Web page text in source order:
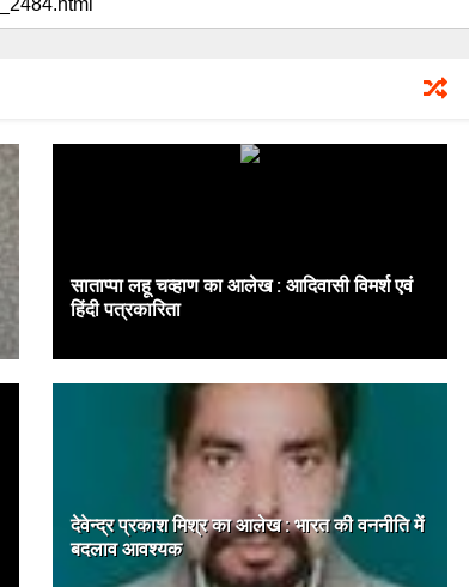
साताप्पा लहू चव्हाण का आलेख : आदिवासी विमर्श एवं
हिंदी पत्रकारिता
देवेन्‍द्र प्रकाश मिश्र का आलेख : भारत की वननीति में
बदलाव आवश्‍यक